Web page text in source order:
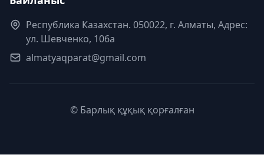
Республика Казахстан. 050022, г. Алматы, Адрес:
ул. Шевченко, 106а
almatyaqparat@gmail.com
© Барлық құқық қорғалған